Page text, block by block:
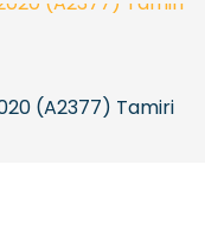
(A2377) Tamiri